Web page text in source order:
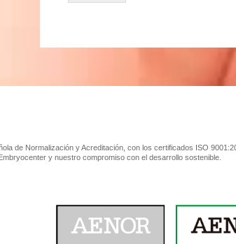
de Normalización y Acreditación, con los certificados ISO
y nuestro compromiso con el desarrollo sostenible.